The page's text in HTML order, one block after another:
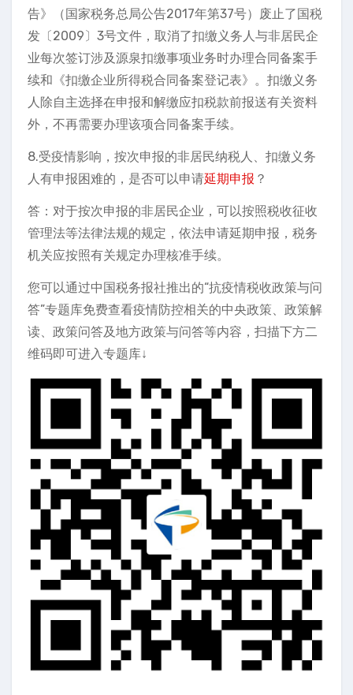
告》（国家税务总局公告2017年第37号）废止了国税
发〔2009〕3号文件，取消了扣缴义务人与非居民企
业每次签订涉及源泉扣缴事项业务时办理合同备案手
续和《扣缴企业所得税合同备案登记表》。扣缴义务
人除自主选择在申报和解缴应扣税款前报送有关资料
外，不再需要办理该项合同备案手续。
8.受疫情影响，按次申报的非居民纳税人、扣缴义务
人有申报困难的，是否可以申请延期申报 ？
答：对于按次申报的非居民企业，可以按照税收征收
管理法等法律法规的规定，依法申请延期申报，税务
机关应按照有关规定办理核准手续。
您可以通过中国税务报社推出的“抗疫情税收政策与问
答”专题库免费查看疫情防控相关的中央政策、政策解
读、政策问答及地方政策与问答等内容，扫描下方二
维码即可进入专题库↓